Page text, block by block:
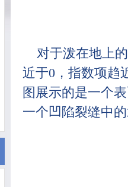
对于泼在地上
近于0，指数项趋
图展示的是一个
一个凹陷裂缝中